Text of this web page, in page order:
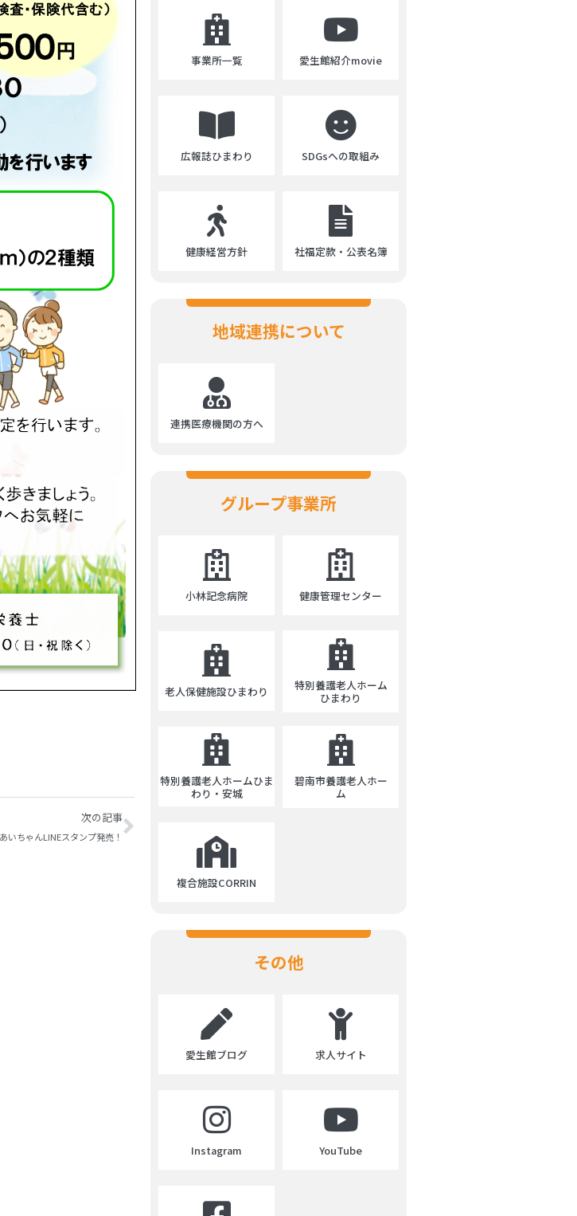
次の記事
いちゃんLINEスタンプ発売！
事業所一覧 愛生館紹介movie
広報誌ひまわり SDGsへの取組み
健康経営方針 社福定款・公表名簿
地域連携について
連携医療機関の方へ
グループ事業所
小林記念病院 健康管理センター
老人保健施設ひまわり
特別養護老人ホーム
ひまわり
特別養護老人ホームひま
わり・安城
碧南市養護老人ホー
ム
複合施設CORRIN
その他
愛生館ブログ 求人サイト
Instagram YouTube